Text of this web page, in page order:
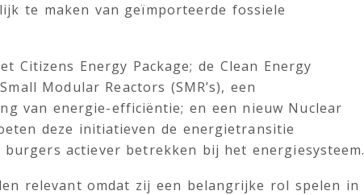
te maken van geïmporteerde fossiele
Energy Package; de Clean Energy
Modular Reactors (SMR’s), een
van energie-efficiëntie; en een nieuw Nuclear
deze initiatieven de energietransitie
actiever betrekken bij het energiesysteem.
relevant omdat zij een belangrijke rol spelen in